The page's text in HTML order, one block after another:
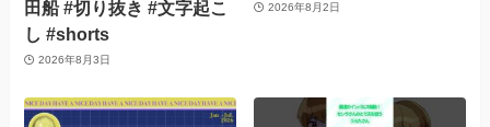
田船 #切り抜き #文字起こ
し #shorts
2026年8月3日
2026年8月2日